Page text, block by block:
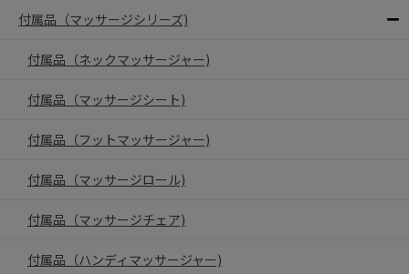
付属品（マッサージシリーズ)
付属品（ネックマッサージャー)
付属品（マッサージシート)
付属品（フットマッサージャー)
付属品（マッサージロール)
付属品（マッサージチェア)
付属品（ハンディマッサージャー)